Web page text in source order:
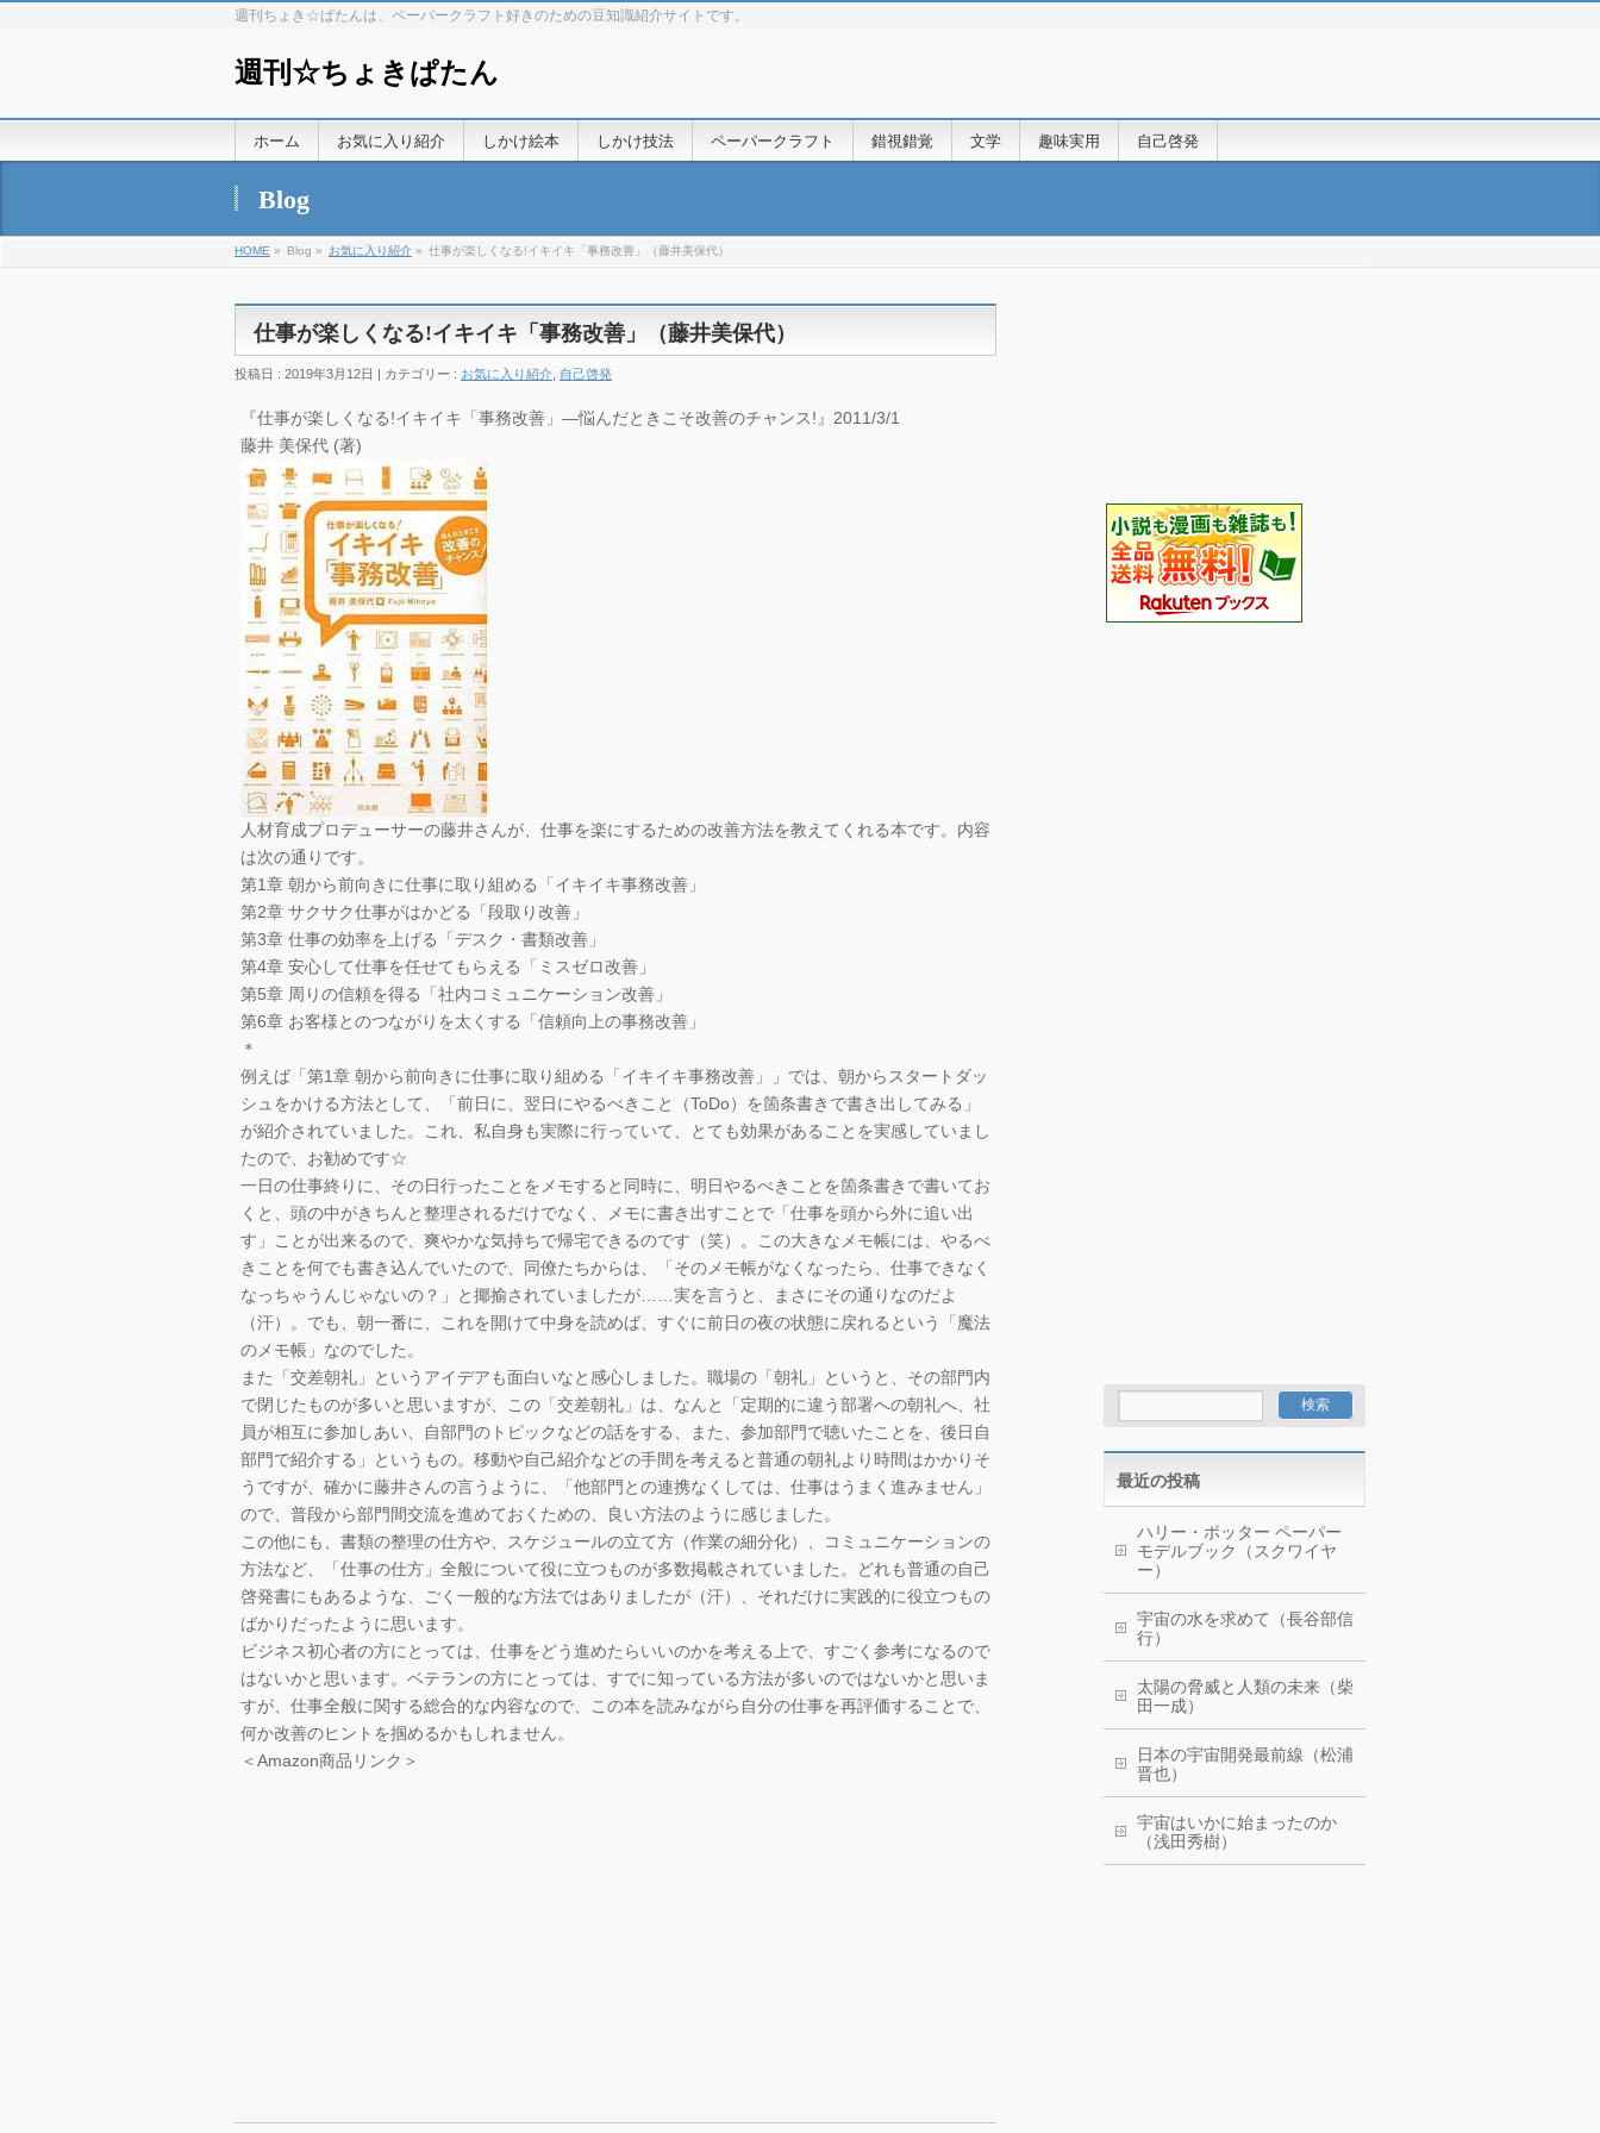
週刊ちょき☆ぱたんは、ペーパークラフト好きのための豆知識紹介サイトです。
週刊☆ちょきぱたん
ホーム お気に入り紹介 しかけ絵本 しかけ技法 ペーパークラフト 錯視錯覚 文学 趣味実用 自己啓発
Blog
HOME » Blog » お気に入り紹介 » 仕事が楽しくなる!イキイキ「事務改善」（藤井美保代）
仕事が楽しくなる!イキイキ「事務改善」（藤井美保代）
投稿日 : 2019年3月12日 | カテゴリー : お気に入り紹介 自己啓発
『仕事が楽しくなる!イキイキ「事務改善」―悩んだときこそ改善のチャンス!』2011/3/1
藤井 美保代 (著)
人材育成プロデューサーの藤井さんが、仕事を楽にするための改善方法を教えてくれる本です。内容
は次の通りです。
第1章 朝から前向きに仕事に取り組める「イキイキ事務改善」
第2章 サクサク仕事がはかどる「段取り改善」
第3章 仕事の効率を上げる「デスク・書類改善」
第4章 安心して仕事を任せてもらえる「ミスゼロ改善」
第5章 周りの信頼を得る「社内コミュニケーション改善」
第6章 お客様とのつながりを太くする「信頼向上の事務改善」
＊
例えば「第1章 朝から前向きに仕事に取り組める「イキイキ事務改善」」では、朝からスタートダッ
シュをかける方法として、「前日に、翌日にやるべきこと（ToDo）を箇条書きで書き出してみる」
が紹介されていました。これ、私自身も実際に行っていて、とても効果があることを実感していまし
たので、お勧めです☆
一日の仕事終りに、その日行ったことをメモすると同時に、明日やるべきことを箇条書きで書いてお
くと、頭の中がきちんと整理されるだけでなく、メモに書き出すことで「仕事を頭から外に追い出
す」ことが出来るので、爽やかな気持ちで帰宅できるのです（笑）。この大きなメモ帳には、やるべ
きことを何でも書き込んでいたので、同僚たちからは、「そのメモ帳がなくなったら、仕事できなく
なっちゃうんじゃないの？」と揶揄されていましたが……実を言うと、まさにその通りなのだよ
（汗）。でも、朝一番に、これを開けて中身を読めば、すぐに前日の夜の状態に戻れるという「魔法
のメモ帳」なのでした。
また「交差朝礼」というアイデアも面白いなと感心しました。職場の「朝礼」というと、その部門内
で閉じたものが多いと思いますが、この「交差朝礼」は、なんと「定期的に違う部署への朝礼へ、社
員が相互に参加しあい、自部門のトピックなどの話をする、また、参加部門で聴いたことを、後日自
部門で紹介する」というもの。移動や自己紹介などの手間を考えると普通の朝礼より時間はかかりそ
うですが、確かに藤井さんの言うように、「他部門との連携なくしては、仕事はうまく進みません」
ので、普段から部門間交流を進めておくための、良い方法のように感じました。
この他にも、書類の整理の仕方や、スケジュールの立て方（作業の細分化）、コミュニケーションの
方法など、「仕事の仕方」全般について役に立つものが多数掲載されていました。どれも普通の自己
啓発書にもあるような、ごく一般的な方法ではありましたが（汗）、それだけに実践的に役立つもの
ばかりだったように思います。
ビジネス初心者の方にとっては、仕事をどう進めたらいいのかを考える上で、すごく参考になるので
はないかと思います。ベテランの方にとっては、すでに知っている方法が多いのではないかと思いま
すが、仕事全般に関する総合的な内容なので、この本を読みながら自分の仕事を再評価することで、
何か改善のヒントを掴めるかもしれません。
＜Amazon商品リンク＞
最近の投稿
ハリー・ポッター ペーパー
モデルブック（スクワイヤ
ー）
宇宙の水を求めて（長谷部信
行）
太陽の脅威と人類の未来（柴
田一成）
日本の宇宙開発最前線（松浦
晋也）
宇宙はいかに始まったのか
（浅田秀樹）